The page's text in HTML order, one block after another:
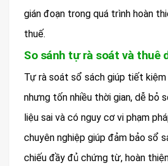
gián đoạn trong quá trình hoàn
thuế.
So sánh tự rà soát và thuê
Tự rà soát sổ sách giúp tiết kiệm
nhưng tốn nhiều thời gian, dễ bỏ
liệu sai và có nguy cơ vi phạm
chuyên nghiệp giúp đảm bảo sổ
chiếu đầy đủ chứng từ, hoàn